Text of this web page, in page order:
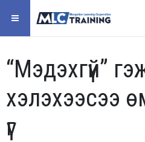
“Мэдэхгүй”
хэлэхээсээ
үг